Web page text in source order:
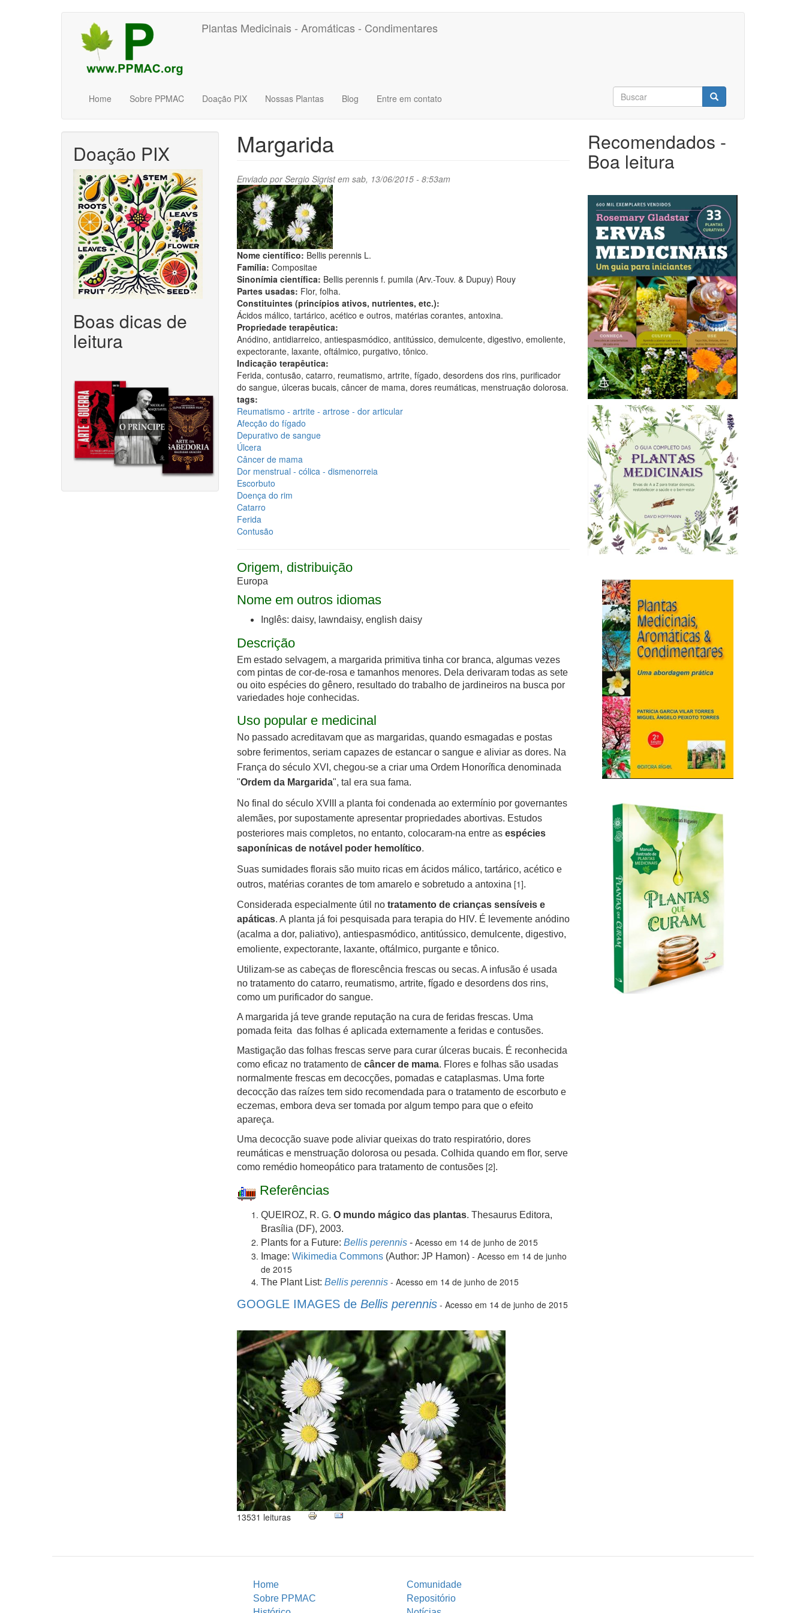
Plantas Medicinais - Aromáticas - Condimentares
Home Sobre PPMAC Doação PIX Nossas Plantas Blog Entre em contato Formulário
de
busca
Doação PIX
Boas dicas de
leitura
Margarida
Enviado porSergio Sigristem sab, 13/06/2015 - 8:53am
Nome científico: Bellis perennis L.
Família: Compositae
Sinonímia científica: Bellis perennis f. pumila (Arv.-Touv. & Dupuy) Rouy
Partes usadas: Flor, folha.
Constituintes (princípios ativos, nutrientes, etc.):
Ácidos málico, tartárico, acético e outros, matérias corantes, antoxina.
Propriedade terapêutica:
Anódino, antidiarreico, antiespasmódico, antitússico, demulcente, digestivo, emoliente,
expectorante, laxante, oftálmico, purgativo, tônico.
Indicação terapêutica:
Ferida, contusão, catarro, reumatismo, artrite, fígado, desordens dos rins, purificador
do sangue, úlceras bucais, câncer de mama, dores reumáticas, menstruação dolorosa.
tags:
Reumatismo - artrite - artrose - dor articular
Afecção do fígado
Depurativo de sangue
Úlcera
Câncer de mama
Dor menstrual - cólica - dismenorreia
Escorbuto
Doença do rim
Catarro
Ferida
Contusão
Origem, distribuição
Europa
Nome em outros idiomas
Inglês: daisy, lawndaisy, english daisy
Descrição
Em estado selvagem, a margarida primitiva tinha cor branca, algumas vezes
com pintas de cor-de-rosa e tamanhos menores. Dela derivaram todas as sete
ou oito espécies do gênero, resultado do trabalho de jardineiros na busca por
variedades hoje conhecidas.
Uso popular e medicinal
No passado acreditavam que as margaridas, quando esmagadas e postas
sobre ferimentos, seriam capazes de estancar o sangue e aliviar as dores. Na
França do século XVI, chegou-se a criar uma Ordem Honorífica denominada
"Ordem da Margarida", tal era sua fama.
No final do século XVIII a planta foi condenada ao extermínio por governantes
alemães, por supostamente apresentar propriedades abortivas. Estudos
posteriores mais completos, no entanto, colocaram-na entre as espécies
saponínicas de notável poder hemolítico.
Suas sumidades florais são muito ricas em ácidos málico, tartárico, acético e
outros, matérias corantes de tom amarelo e sobretudo a antoxina [1].
Considerada especialmente útil no tratamento de crianças sensíveis e
apáticas. A planta já foi pesquisada para terapia do HIV. É levemente anódino
(acalma a dor, paliativo), antiespasmódico, antitússico, demulcente, digestivo,
emoliente, expectorante, laxante, oftálmico, purgante e tônico.
Utilizam-se as cabeças de florescência frescas ou secas. A infusão é usada
no tratamento do catarro, reumatismo, artrite, fígado e desordens dos rins,
como um purificador do sangue.
A margarida já teve grande reputação na cura de feridas frescas. Uma
pomada feita das folhas é aplicada externamente a feridas e contusões.
Mastigação das folhas frescas serve para curar úlceras bucais. É reconhecida
como eficaz no tratamento de câncer de mama. Flores e folhas são usadas
normalmente frescas em decocções, pomadas e cataplasmas. Uma forte
decocção das raízes tem sido recomendada para o tratamento de escorbuto e
eczemas, embora deva ser tomada por algum tempo para que o efeito
apareça.
Uma decocção suave pode aliviar queixas do trato respiratório, dores
reumáticas e menstruação dolorosa ou pesada. Colhida quando em flor, serve
como remédio homeopático para tratamento de contusões [2].
Referências
QUEIROZ, R. G. O mundo mágico das plantas. Thesaurus Editora,
Brasília (DF), 2003.
Plants for a Future: Bellis perennis- Acesso em 14 de junho de 2015
Image: Wikimedia Commons(Author: JP Hamon)- Acesso em 14 de junho
de 2015
The Plant List: Bellis perennis- Acesso em 14 de junho de 2015
GOOGLE IMAGES de Bellis perennis- Acesso em 14 de junho de 2015
13531 leituras
Recomendados -
Boa leitura
Home
Comunidade
Sobre PPMAC
Repositório